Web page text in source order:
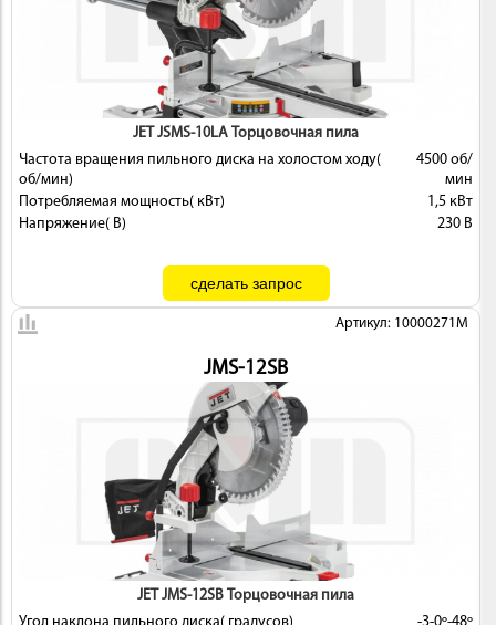
JET JSMS-10LA Торцовочная пила
Частота вращения пильного диска на холостом ходу(
об/мин)
4500 об/
мин
Потребляемая мощность( кВт)
1,5 кВт
Напряжение( В)
230 В
Артикул: 10000271M
JMS-12SB
JET JMS-12SB Торцовочная пила